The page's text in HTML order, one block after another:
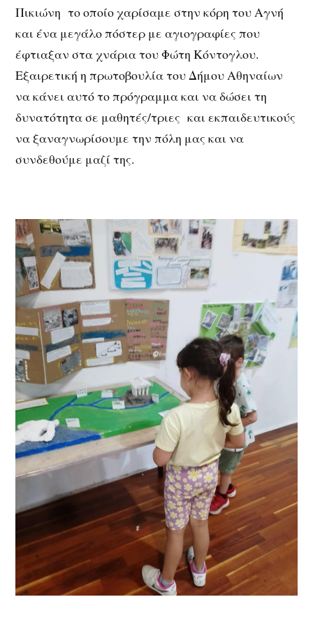
Πικιώνη το οποίο χαρίσαμε στην κόρη του Αγνή
και ένα μεγάλο πόστερ με αγιογραφίες που
έφτιαξαν στα χνάρια του Φώτη Κόντογλου.
Εξαιρετική η πρωτοβουλία του Δήμου Αθηναίων
να κάνει αυτό το πρόγραμμα και να δώσει τη
δυνατότητα σε μαθητές/τριες και εκπαιδευτικούς
να ξαναγνωρίσουμε την πόλη μας και να
συνδεθούμε μαζί της.